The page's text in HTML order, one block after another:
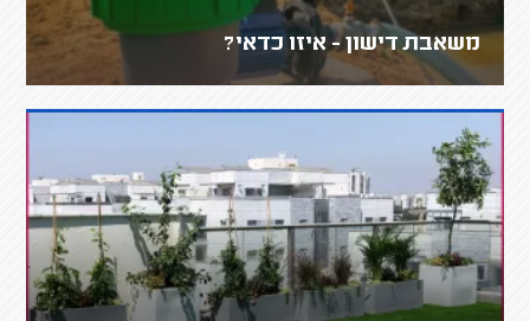
משאבת דישון - איזו כדאי?